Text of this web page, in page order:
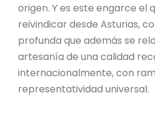
origen. Y es este engarce el
reivindicar desde Asturias,
profunda que además se
artesanía de una calidad
internacionalmente, con
representatividad universal.